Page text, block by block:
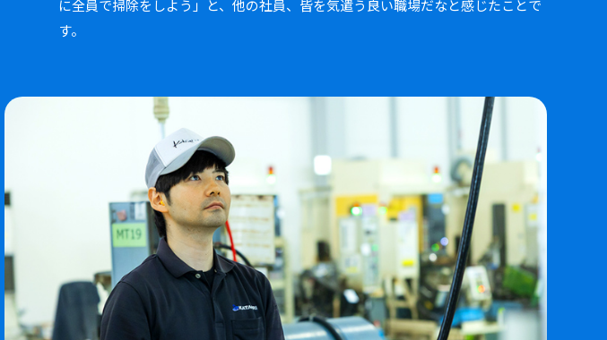
に全員で掃除をしよう」と、他の社員、皆を気遣う良い職場だなと感じたことで
す。